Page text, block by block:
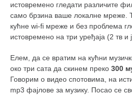
истовремено гледати различите
само брзина ваше локалне мреже.
кућне wi-fi мреже и без проблема
истовремено на три уређаја (2 тв и
Елем, да се вратим на кућни
око три сата да скинем преко 300
Говорим о видео спотовима, на
mp3 фајлове за музику. Посао се